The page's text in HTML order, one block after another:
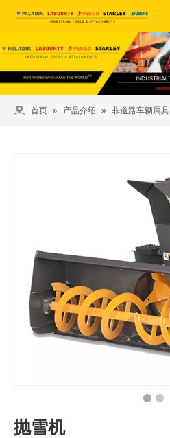
首页 » 产品介绍 » 非道路车辆属具
抛雪机